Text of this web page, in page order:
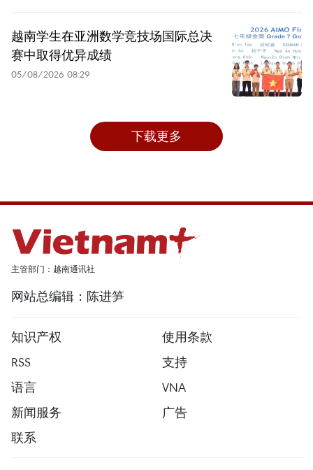
越南学生在亚洲数学竞技场国际总决
赛中取得优异成绩
05/08/2026 08:29
下载更多
主管部门：越南通讯社
网站总编辑：陈进笋
知识产权
使用条款
RSS
支持
语言
VNA
新闻服务
广告
联系